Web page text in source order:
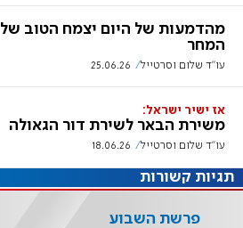
מהדמעות של היום יצמח הטוב של
המחר
עו"ד שלום וסרטייל 25.06.26
אז ישיר ישראל:
משירת הבאר לשירת דור הגאולה
עו"ד שלום וסרטייל 18.06.26
תגיות קשורות
פרשת השבוע